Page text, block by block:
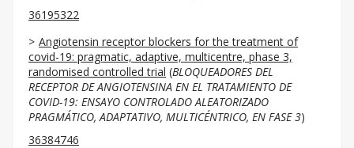
36195322
Angiotensin receptor blockers for the treatment of
covid-19: pragmatic, adaptive, multicentre, phase 3,
randomised controlled trial (BLOQUEADORES DEL
RECEPTOR DE ANGIOTENSINA EN EL TRATAMIENTO DE
COVID-19: ENSAYO CONTROLADO ALEATORIZADO
PRAGMÁTICO, ADAPTATIVO, MULTICÉNTRICO, EN FASE 3)
36384746